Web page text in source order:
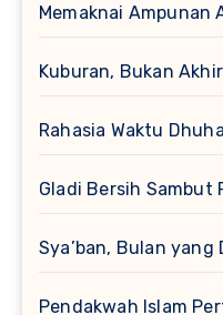
Memaknai Ampunan
Kuburan, Bukan
Rahasia Waktu Dhuha
Gladi Bersih Sambut
Sya’ban, Bulan yang
Pendakwah Islam